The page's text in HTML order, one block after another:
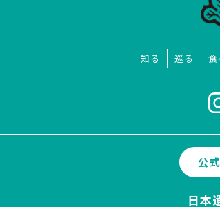
知る 巡る 食
公
日本